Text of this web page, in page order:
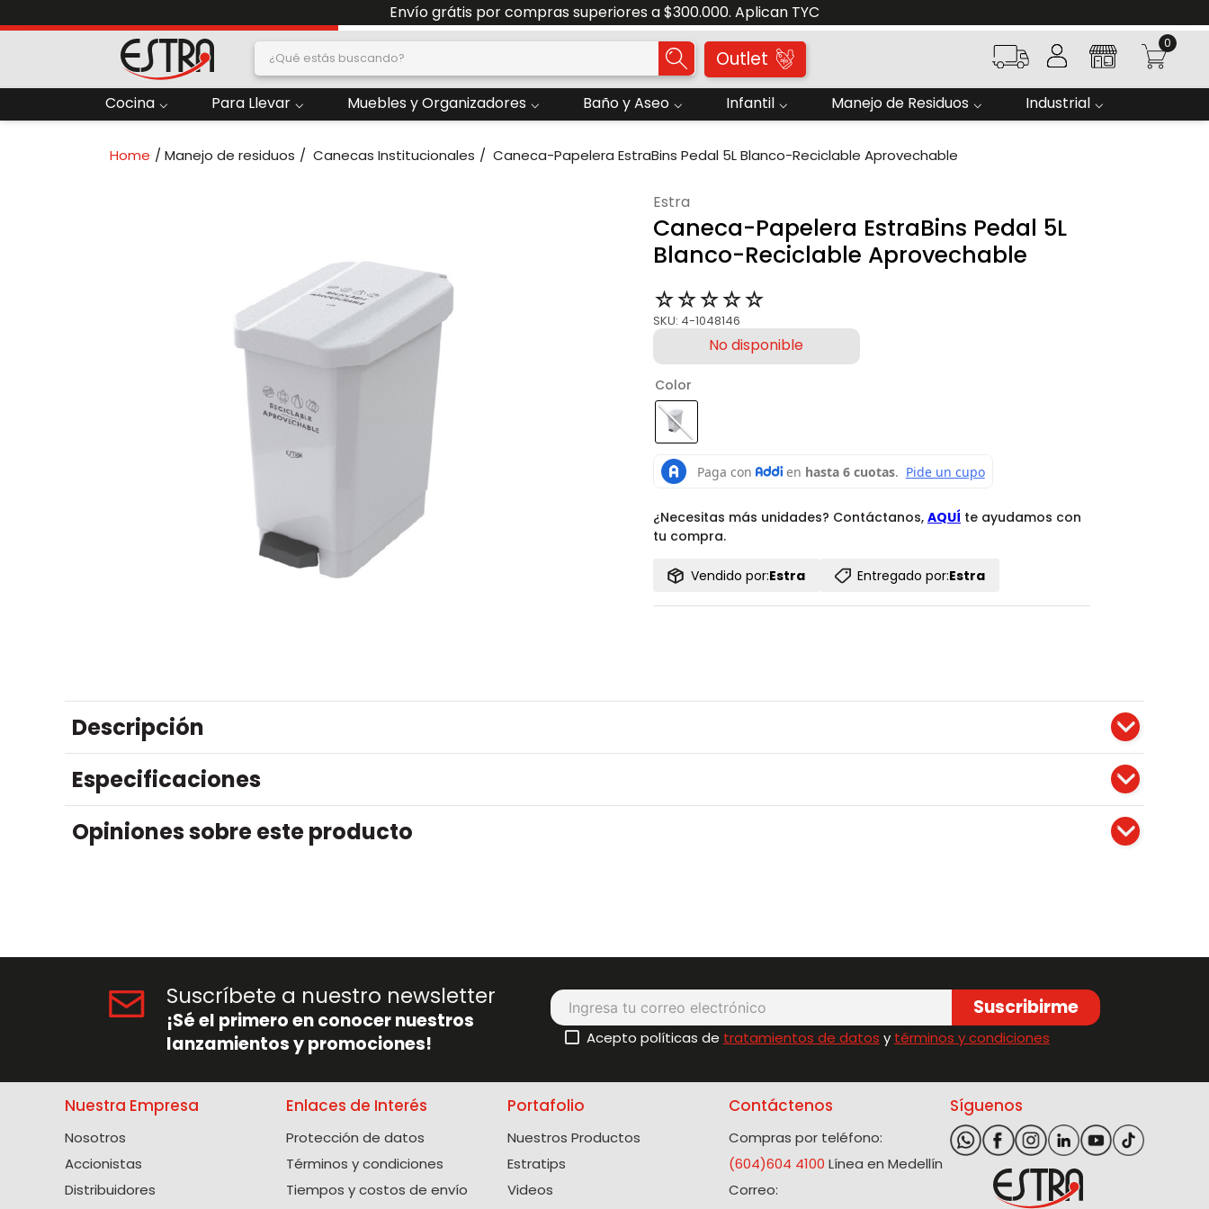
Envío grátis por compras superiores a $300.000. Aplican TYC
¿Qué estás buscando?
Outlet
0
Cocina Para Llevar Muebles y Organizadores Baño y Aseo Infantil Manejo de Residuos Industrial
Manejo de residuos Canecas Institucionales Caneca-Papelera EstraBins Pedal 5L Blanco-Reciclable Aprovechable
estra
Caneca-Papelera EstraBins Pedal 5L
Blanco-Reciclable Aprovechable
☆☆☆☆☆
SKU: 4-1048146
Color
¿Necesitas más unidades? Contáctanos, AQUÍ te ayudamos con
tu compra.
Vendido por:Estra Entregado por:Estra
Descripción
Especificaciones
Opiniones sobre este producto
Suscríbete a nuestro newsletter
¡Sé el primero en conocer nuestros
lanzamientos y promociones!
Suscribirme
Acepto políticas de tratamientos de datos y términos y condiciones
Nuestra Empresa
Nosotros
Accionistas
Distribuidores
Enlaces de Interés
Protección de datos
Términos y condiciones
Tiempos y costos de envío
Portafolio
Nuestros Productos
Estratips
Videos
Contáctenos
Compras por teléfono:
(604)604 4100 Línea en Medellín
Correo:
Síguenos
Papelera